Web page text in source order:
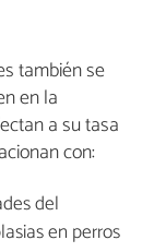
también se
en la
a su tasa
con:
del
en perros